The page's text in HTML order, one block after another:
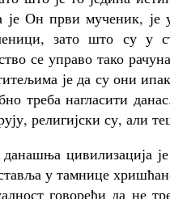
је Он први мученик,
зато што су у
се управо тако
је да су они
треба нагласити
религијски су, али
цивилизација
у тамнице
говорећи да не